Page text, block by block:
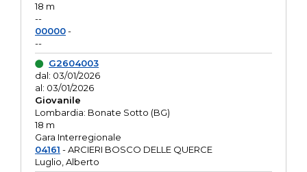
18 m
--
00000-
--
G2604003
dal: 03/01/2026
al: 03/01/2026
Giovanile
Lombardia: Bonate Sotto (BG)
18 m
Gara Interregionale
04161 - ARCIERI BOSCO DELLE QUERCE
Luglio, Alberto